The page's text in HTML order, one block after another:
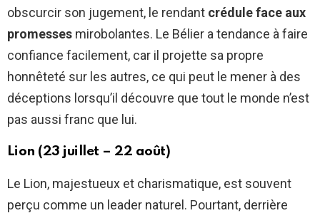
obscurcir son jugement, le rendant crédule face aux
promesses mirobolantes. Le Bélier a tendance à faire
confiance facilement, car il projette sa propre
honnêteté sur les autres, ce qui peut le mener à des
déceptions lorsqu’il découvre que tout le monde n’est
pas aussi franc que lui.
Lion (23 juillet – 22 août)
Le Lion, majestueux et charismatique, est souvent
perçu comme un leader naturel. Pourtant, derrière